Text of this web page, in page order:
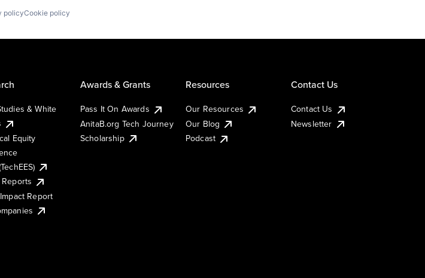
policyCookie policy
& White
Equity
Report
Awards & Grants
Pass It On Awards
AnitaB.org Tech Journey
Scholarship
Resources
Our Resources
Our Blog
Podcast
Contact Us
Contact Us
Newsletter